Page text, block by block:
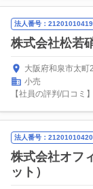
法人番号：
株式会社松若
大阪府和泉市太町
小売
【社員の評判/口コミ
法人番号：
株式会社オフ
ット）